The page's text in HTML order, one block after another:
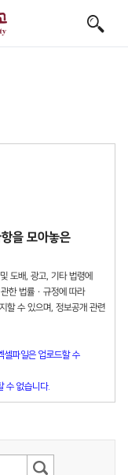
을 모아놓은
도배, 광고, 기타 법령에
한 법률 · 규정에 따라
할 수 있으며, 정보공개 관련
셀파일은 업로드할 수
수 없습니다.